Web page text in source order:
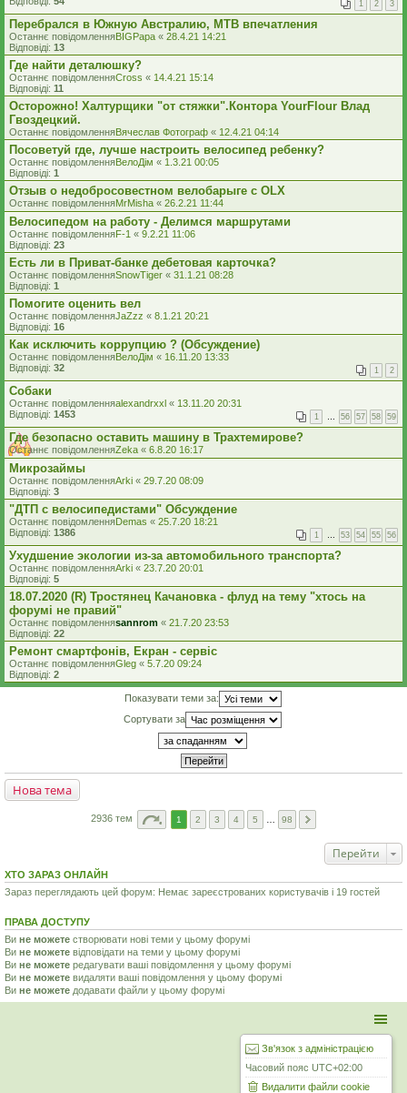
1 2 3
Перебрался в Южную Австралию, MTB впечатления
Останнє повідомленняBIGPapa « 28.4.21 14:21
Відповіді: 13
Где найти деталюшку?
Останнє повідомленняCross « 14.4.21 15:14
Відповіді: 11
Осторожно! Халтурщики "от стяжки".Контора YourFlour Влад
Гвоздецкий.
Останнє повідомленняВячеслав Фотограф « 12.4.21 04:14
Посоветуй где, лучше настроить велосипед ребенку?
Останнє повідомленняВелоДім « 1.3.21 00:05
Відповіді: 1
Отзыв о недобросовестном велобарыге с OLX
Останнє повідомленняMrMisha « 26.2.21 11:44
Велосипедом на работу - Делимся маршрутами
Останнє повідомленняF-1 « 9.2.21 11:06
Відповіді: 23
Есть ли в Приват-банке дебетовая карточка?
Останнє повідомленняSnowTiger « 31.1.21 08:28
Відповіді: 1
Помогите оценить вел
Останнє повідомленняJaZzz « 8.1.21 20:21
Відповіді: 16
Как исключить коррупцию ? (Обсуждение)
Останнє повідомленняВелоДім « 16.11.20 13:33
Відповіді: 32 1 2
Собаки
Останнє повідомленняalexandrxxl « 13.11.20 20:31
Відповіді: 1453 1 … 56 57 58 59
Где безопасно оставить машину в Трахтемирове?
Останнє повідомленняZeka « 6.8.20 16:17
Микрозаймы
Останнє повідомленняArki « 29.7.20 08:09
Відповіді: 3
"ДТП с велосипедистами" Обсуждение
Останнє повідомленняDemas « 25.7.20 18:21
Відповіді: 1386 1 … 53 54 55 56
Ухудшение экологии из-за автомобильного транспорта?
Останнє повідомленняArki « 23.7.20 20:01
Відповіді: 5
18.07.2020 (R) Тростянец Качановка - флуд на тему "хтось на
форумі не правий"
Останнє повідомленняsannrom « 21.7.20 23:53
Відповіді: 22
Ремонт смартфонів, Екран - сервіс
Останнє повідомленняGleg « 5.7.20 09:24
Відповіді: 2
Показувати теми за:
Сортувати за
Нова тема
2936 тем 1 2 3 4 5 98
Перейти
ХТО ЗАРАЗ ОНЛАЙН
Зараз переглядають цей форум: Немає зареєстрованих користувачів і 19 гостей
ПРАВА ДОСТУПУ
Ви не можете створювати нові теми у цьому форумі
Ви не можете відповідати на теми у цьому форумі
Ви не можете редагувати ваші повідомлення у цьому форумі
Ви не можете видаляти ваші повідомлення у цьому форумі
Ви не можете додавати файли у цьому форумі
Зв'язок з адміністрацією
Часовий пояс UTC+02:00
Видалити файли cookie